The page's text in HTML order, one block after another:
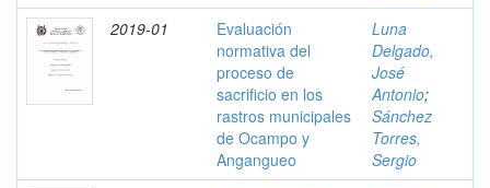
2019-01
Evaluación
normativa del
proceso de
sacrificio en los
rastros municipales
de Ocampo y
Angangueo
Luna
Delgado,
José
Antonio;
Sánchez
Torres,
Sergio